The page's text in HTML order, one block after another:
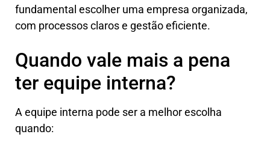
fundamental escolher uma empresa organizada,
com processos claros e gestão eficiente.
Quando vale mais a pena
ter equipe interna?
A equipe interna pode ser a melhor escolha
quando: